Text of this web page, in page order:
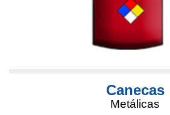
Canecas
Metálicas